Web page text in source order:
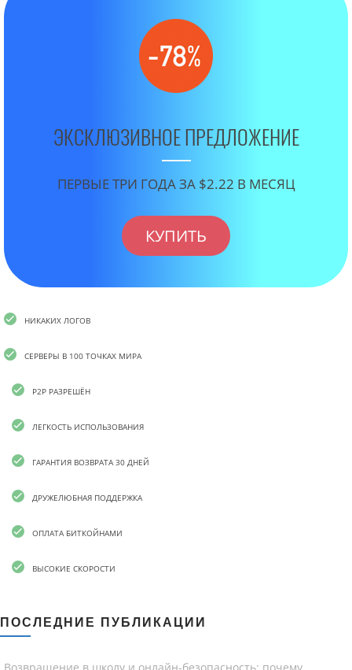
ЭКСКЛЮЗИВНОЕ ПРЕДЛОЖЕНИЕ
ПЕРВЫЕ ТРИ ГОДА ЗА $2.22 В МЕСЯЦ
КУПИТЬ
НИКАКИХ ЛОГОВ
СЕРВЕРЫ В 100 ТОЧКАХ МИРА
P2P РАЗРЕШЁН
ЛЕГКОСТЬ ИСПОЛЬЗОВАНИЯ
ГАРАНТИЯ ВОЗВРАТА 30 ДНЕЙ
ДРУЖЕЛЮБНАЯ ПОДДЕРЖКА
ОПЛАТА БИТКОЙНАМИ
ВЫСОКИЕ СКОРОСТИ
ПОСЛЕДНИЕ ПУБЛИКАЦИИ
Возвращение в школу и онлайн-безопасность: почему